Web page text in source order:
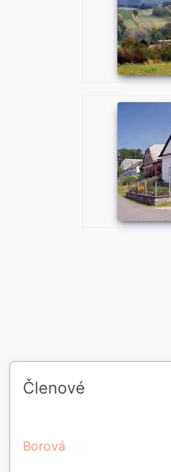
Členové
Borová